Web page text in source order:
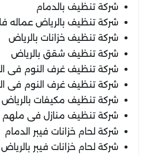
شركة تنظيف بالدمام
شركة تنظيف بالرياض عماله
شركة تنظيف خزانات بالرياض
شركة تنظيف شقق بالرياض
شركة تنظيف غرف النوم فى
شركة تنظيف غرف النوم فى
شركة تنظيف مكيفات بالرياض
شركة تنظيف منازل فى ملهم
شركة لحام خزانات فيبر الدمام
شركة لحام خزانات فيبر بالرياض